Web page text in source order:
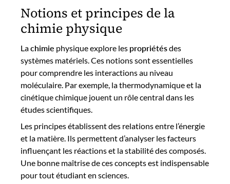
Notions et principes de la
chimie physique
Lachimie physique explore les propriétésdes
systèmes matériels. Ces notions sont essentielles
pour comprendre les interactions au niveau
moléculaire. Par exemple, la thermodynamique et la
cinétique chimique jouent un rôle central dans les
études scientifiques.
Les principes établissent des relations entre l’énergie
et la matière. Ils permettent d’analyser les facteurs
influençant les réactions et la stabilité des composés.
Une bonne maîtrise de ces concepts est indispensable
pour tout étudiant en sciences.